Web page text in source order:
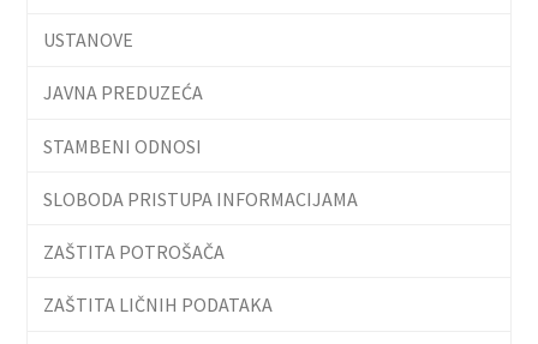
USTANOVE
JAVNA PREDUZEĆA
STAMBENI ODNOSI
SLOBODA PRISTUPA INFORMACIJAMA
ZAŠTITA POTROŠAČA
ZAŠTITA LIČNIH PODATAKA